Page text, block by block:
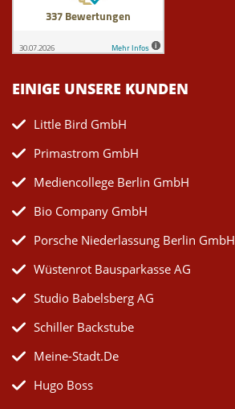
EINIGE UNSERE KUNDEN
Little Bird GmbH
Primastrom GmbH
Mediencollege Berlin GmbH
Bio Company GmbH
Porsche Niederlassung Berlin GmbH
Wüstenrot Bausparkasse AG
Studio Babelsberg AG
Schiller Backstube
Meine-Stadt.de
Hugo Boss